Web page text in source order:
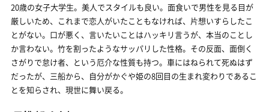
20歳の女子大学生。美人でスタイルも良い。面食いで男性を見る目が
厳しいため、これまで恋人がいたこともなければ、片想いすらしたこ
とがない。口が悪く、言いたいことはハッキリ言うが、本当のことし
か言わない。竹を割ったようなサッパリした性格。その反面、面倒く
さがりで怠け者、という厄介な性質も持つ。車にはねられて死ぬはず
だったが、三船から、自分がかぐや姫の8回目の生まれ変わりであるこ
とを知らされ、現世に舞い戻る。